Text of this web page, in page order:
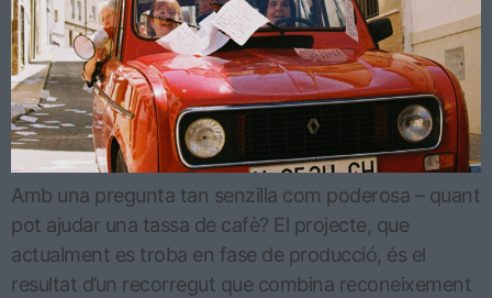
Amb una pregunta tan senzilla com poderosa – quant
pot ajudar una tassa de cafè? El projecte, que
actualment es troba en fase de producció, és el
resultat d’un recorregut que combina reconeixement